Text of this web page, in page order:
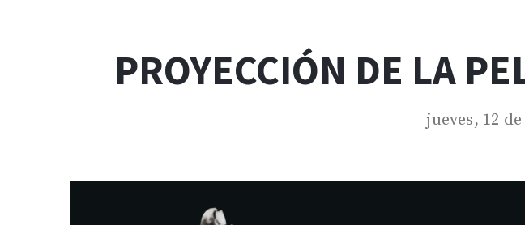
PROYECCIÓN DE LA
jueves, 12